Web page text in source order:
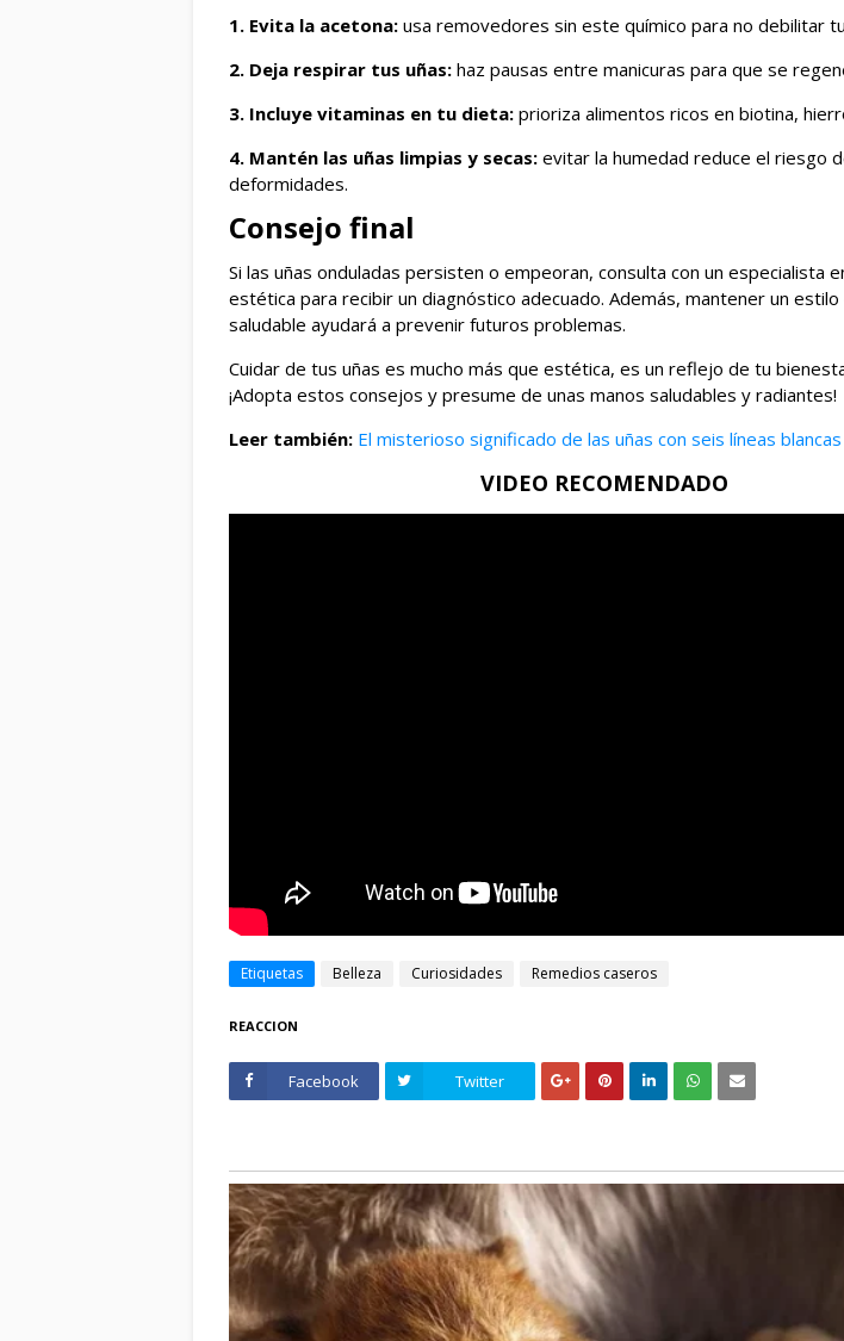
1. Evita la acetona: usa removedores sin este químico para no debilitar
2. Deja respirar tus uñas: haz pausas entre manicuras para que se
3. Incluye vitaminas en tu dieta: prioriza alimentos ricos en biotina,
4. Mantén las uñas limpias y secas: evitar la humedad reduce el riesgo
deformidades.
Consejo final
Si las uñas onduladas persisten o empeoran, consulta con un especialista
estética para recibir un diagnóstico adecuado. Además, mantener un estilo
saludable ayudará a prevenir futuros problemas.
Cuidar de tus uñas es mucho más que estética, es un reflejo de tu
¡Adopta estos consejos y presume de unas manos saludables y radiantes!
Leer también: El misterioso significado de las uñas con seis líneas blancas
VIDEO RECOMENDADO
Etiquetas Belleza Curiosidades Remedios caseros
REACCION
Facebook Twitter